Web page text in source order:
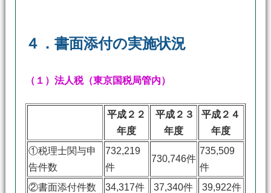
４．書面添付の実施状況
（１）法人税（東京国税局管内）
平成２２
年度
平成２３
年度
平成２４
年度
①税理士関与申
告件数
732,219
件
730,746件
735,509
件
②書面添付件数
34,317件 37,340件
39,922件